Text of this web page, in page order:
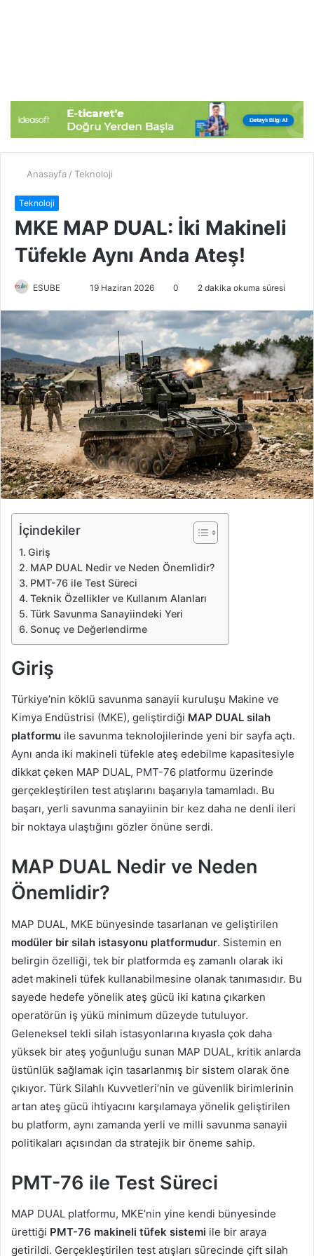
Anasayfa / Teknoloji
Teknoloji
MKE MAP DUAL: İki Makineli
Tüfekle Aynı Anda Ateş!
ESUBE
e
p
o
s
t
a
g
ö
n
e
19 Haziran 2026 0 2 dakika okuma süresi
İçindekiler
Giriş
MAP DUAL Nedir ve Neden Önemlidir?
PMT-76 ile Test Süreci
Teknik Özellikler ve Kullanım Alanları
Türk Savunma Sanayiindeki Yeri
Sonuç ve Değerlendirme
Giriş
Türkiye’nin köklü savunma sanayii kuruluşu Makine ve
Kimya Endüstrisi (MKE), geliştirdiği MAP DUAL silah
platformu ile savunma teknolojilerinde yeni bir sayfa açtı.
Aynı anda iki makineli tüfekle ateş edebilme kapasitesiyle
dikkat çeken MAP DUAL, PMT-76 platformu üzerinde
gerçekleştirilen test atışlarını başarıyla tamamladı. Bu
başarı, yerli savunma sanayiinin bir kez daha ne denli ileri
bir noktaya ulaştığını gözler önüne serdi.
MAP DUAL Nedir ve Neden
Önemlidir?
MAP DUAL, MKE bünyesinde tasarlanan ve geliştirilen
modüler bir silah istasyonu platformudur. Sistemin en
belirgin özelliği, tek bir platformda eş zamanlı olarak iki
adet makineli tüfek kullanabilmesine olanak tanımasıdır. Bu
sayede hedefe yönelik ateş gücü iki katına çıkarken
operatörün iş yükü minimum düzeyde tutuluyor.
Geleneksel tekli silah istasyonlarına kıyasla çok daha
yüksek bir ateş yoğunluğu sunan MAP DUAL, kritik anlarda
üstünlük sağlamak için tasarlanmış bir sistem olarak öne
çıkıyor. Türk Silahlı Kuvvetleri’nin ve güvenlik birimlerinin
artan ateş gücü ihtiyacını karşılamaya yönelik geliştirilen
bu platform, aynı zamanda yerli ve milli savunma sanayii
politikaları açısından da stratejik bir öneme sahip.
PMT-76 ile Test Süreci
MAP DUAL platformu, MKE’nin yine kendi bünyesinde
ürettiği PMT-76 makineli tüfek sistemi ile bir araya
getirildi. Gerçekleştirilen test atışları sürecinde çift silah